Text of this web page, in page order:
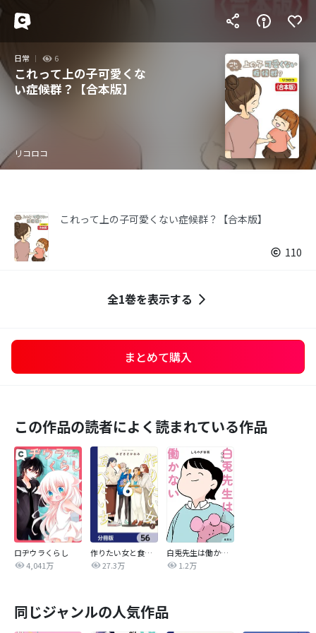
日常 6
これって上の子可愛くな
い症候群？【合本版】
リコロコ
これって上の子可愛くない症候群？【合本版】
110
全1巻を表示する
まとめて購入
この作品の読者によく読まれている作品
ロヂウラくらし
4,041万
作りたい女と食べたい女【分冊版】
27.3万
白兎先生は働かない【タテヨミ】
1.2万
同じジャンルの人気作品